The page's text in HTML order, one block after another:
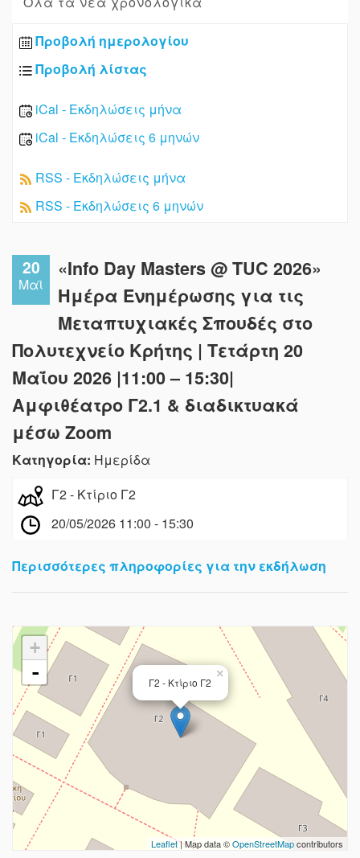
Προβολή ημερολογίου
Προβολή λίστας
iCal - Εκδηλώσεις μήνα
iCal - Εκδηλώσεις 6 μηνών
RSS - Εκδηλώσεις μήνα
RSS - Εκδηλώσεις 6 μηνών
20
Μαϊ
«Info Day Masters @ TUC 2026»
Ημέρα Ενημέρωσης για τις
Μεταπτυχιακές Σπουδές στο
Πολυτεχνείο Κρήτης | Τετάρτη 20
Μαΐου 2026 |11:00 – 15:30|
Αμφιθέατρο Γ2.1 & διαδικτυακά
μέσω Zoom
Κατηγορία: Ημερίδα
Γ2 - Κτίριο Γ2
20/05/2026 11:00 - 15:30
Περισσότερες πληροφορίες για την εκδήλωση
×
Γ2 - Κτίριο Γ2
+
-
Leaflet| Map data ©OpenStreetMapcontributors